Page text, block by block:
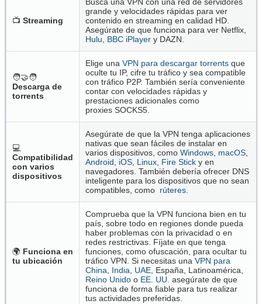
📺 Streaming
grande y velocidades rápidas para ver
contenido en streaming en calidad HD.
Asegúrate de que funciona para ver Netflix,
Hulu
BBC iPlayer y DAZN.
🧑‍🤝‍🧑
Descarga de
torrents
Elige una VPN para descargar torrents que
oculte tu IP, cifre tu tráfico y sea compatible
con tráfico P2P. También sería conveniente
contar con velocidades rápidas y
prestaciones adicionales como
proxies SOCKS5.
💻
Compatibilidad
con varios
dispositivos
Asegúrate de que la VPN tenga aplicaciones
nativas que sean fáciles de instalar en
varios dispositivos, como Windows macOS
Android
iOS Linux Fire Stick y en
navegadores. También debería ofrecer DNS
inteligente para los dispositivos que no sean
compatibles, como rúteres
🌍 Funciona en
tu ubicación
Comprueba que la VPN funciona bien en tu
país, sobre todo en regiones donde pueda
haber problemas con la privacidad o en
redes restrictivas. Fíjate en que tenga
funciones, como ofuscación, para ocultar tu
tráfico VPN. Si necesitas una VPN para
China
India UAE , España, Latinoamérica,
Reino Unido o EE. UU. asegúrate de que
funciona de forma fiable para tus realizar
tus actividades preferidas.